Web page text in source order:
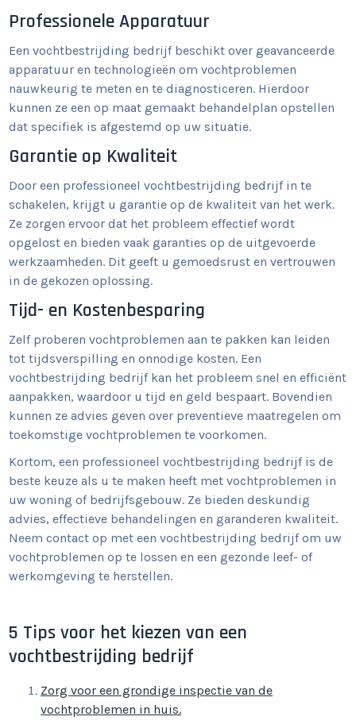
Professionele Apparatuur
Een vochtbestrijding bedrijf beschikt over geavanceerde
apparatuur en technologieën om vochtproblemen
nauwkeurig te meten en te diagnosticeren. Hierdoor
kunnen ze een op maat gemaakt behandelplan opstellen
dat specifiek is afgestemd op uw situatie.
Garantie op Kwaliteit
Door een professioneel vochtbestrijding bedrijf in te
schakelen, krijgt u garantie op de kwaliteit van het werk.
Ze zorgen ervoor dat het probleem effectief wordt
opgelost en bieden vaak garanties op de uitgevoerde
werkzaamheden. Dit geeft u gemoedsrust en vertrouwen
in de gekozen oplossing.
Tijd- en Kostenbesparing
Zelf proberen vochtproblemen aan te pakken kan leiden
tot tijdsverspilling en onnodige kosten. Een
vochtbestrijding bedrijf kan het probleem snel en efficiënt
aanpakken, waardoor u tijd en geld bespaart. Bovendien
kunnen ze advies geven over preventieve maatregelen om
toekomstige vochtproblemen te voorkomen.
Kortom, een professioneel vochtbestrijding bedrijf is de
beste keuze als u te maken heeft met vochtproblemen in
uw woning of bedrijfsgebouw. Ze bieden deskundig
advies, effectieve behandelingen en garanderen kwaliteit.
Neem contact op met een vochtbestrijding bedrijf om uw
vochtproblemen op te lossen en een gezonde leef- of
werkomgeving te herstellen.
5 Tips voor het kiezen van een
vochtbestrijding bedrijf
Zorg voor een grondige inspectie van de
vochtproblemen in huis.